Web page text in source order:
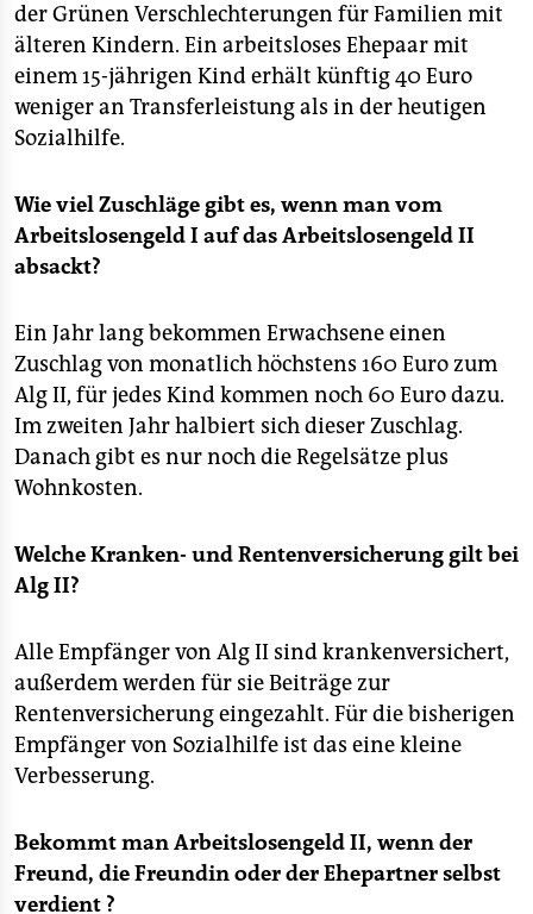
der Grünen Verschlechterungen für Familien mit
älteren Kindern. Ein arbeitsloses Ehepaar mit
einem 15-jährigen Kind erhält künftig 40 Euro
weniger an Transferleistung als in der heutigen
Sozialhilfe.
Wie viel Zuschläge gibt es, wenn man vom
Arbeitslosengeld I auf das Arbeitslosengeld II
absackt?
Ein Jahr lang bekommen Erwachsene einen
Zuschlag von monatlich höchstens 160 Euro zum
Alg II, für jedes Kind kommen noch 60 Euro dazu.
Im zweiten Jahr halbiert sich dieser Zuschlag.
Danach gibt es nur noch die Regelsätze plus
Wohnkosten.
Welche Kranken- und Rentenversicherung gilt bei
Alg II?
Alle Empfänger von Alg II sind krankenversichert,
außerdem werden für sie Beiträge zur
Rentenversicherung eingezahlt. Für die bisherigen
Empfänger von Sozialhilfe ist das eine kleine
Verbesserung.
Bekommt man Arbeitslosengeld II, wenn der
Freund, die Freundin oder der Ehepartner selbst
verdient ?